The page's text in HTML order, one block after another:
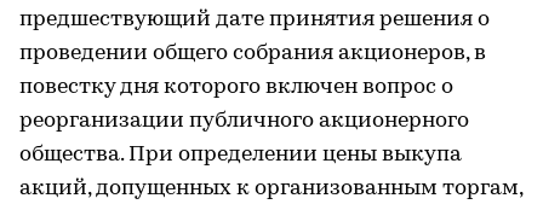
предшествующий дате принятия решения о
проведении общего собрания акционеров, в
повестку дня которого включен вопрос о
реорганизации публичного акционерного
общества. При определении цены выкупа
акций, допущенных к организованным торгам,